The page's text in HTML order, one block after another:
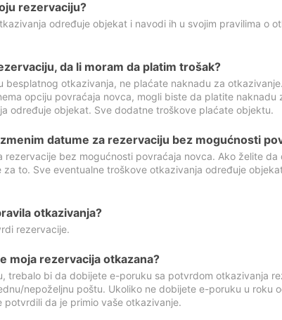
rezervaciju?
određuje objekat i navodi ih u svojim pravilima o
da li moram da platim trošak?
besplatnog otkazivanja, ne plaćate naknadu za
opciju povraćaja novca, mogli biste da platite naknadu
određuje objekat. Sve dodatne troškove plaćate objektu.
datume za rezervaciju bez mogućnosti
rezervacije bez mogućnosti povraćaja novca. Ako želite
to. Sve eventualne troškove otkazivanja određuje
otkazivanja?
rezervacije.
moja rezervacija otkazana?
trebalo bi da dobijete e-poruku sa potvrdom otkazivanja
nepoželjnu poštu. Ukoliko ne dobijete e-poruku u roku
da je primio vaše otkazivanje.